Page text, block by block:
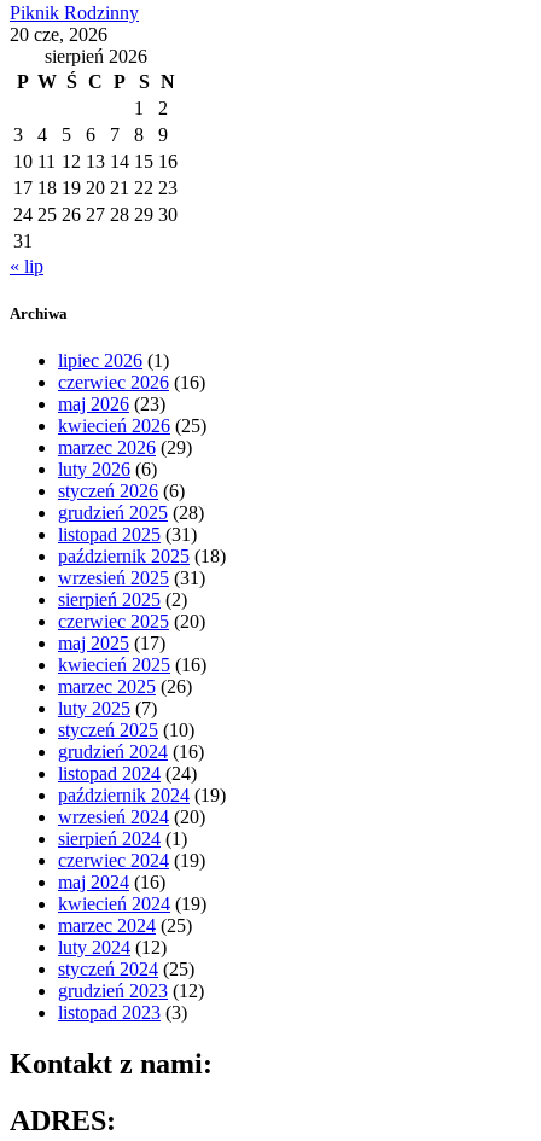
Piknik Rodzinny
20 cze, 2026
sierpień 2026
P W Ś C P S N
1
2
3
4 5 6 7 8
9
10 11 12 13 14 15 16
17 18 19 20 21 22 23
24 25 26 27 28 29 30
31
« lip
Archiwa
lipiec 2026 (1)
czerwiec 2026 (16)
maj 2026 (23)
kwiecień 2026 (25)
marzec 2026 (29)
luty 2026 (6)
styczeń 2026 (6)
grudzień 2025 (28)
listopad 2025 (31)
październik 2025 (18)
wrzesień 2025 (31)
sierpień 2025 (2)
czerwiec 2025 (20)
maj 2025 (17)
kwiecień 2025 (16)
marzec 2025 (26)
luty 2025 (7)
styczeń 2025 (10)
grudzień 2024 (16)
listopad 2024 (24)
październik 2024 (19)
wrzesień 2024 (20)
sierpień 2024 (1)
czerwiec 2024 (19)
maj 2024 (16)
kwiecień 2024 (19)
marzec 2024 (25)
luty 2024 (12)
styczeń 2024 (25)
grudzień 2023 (12)
listopad 2023 (3)
Kontakt z nami:
ADRES: